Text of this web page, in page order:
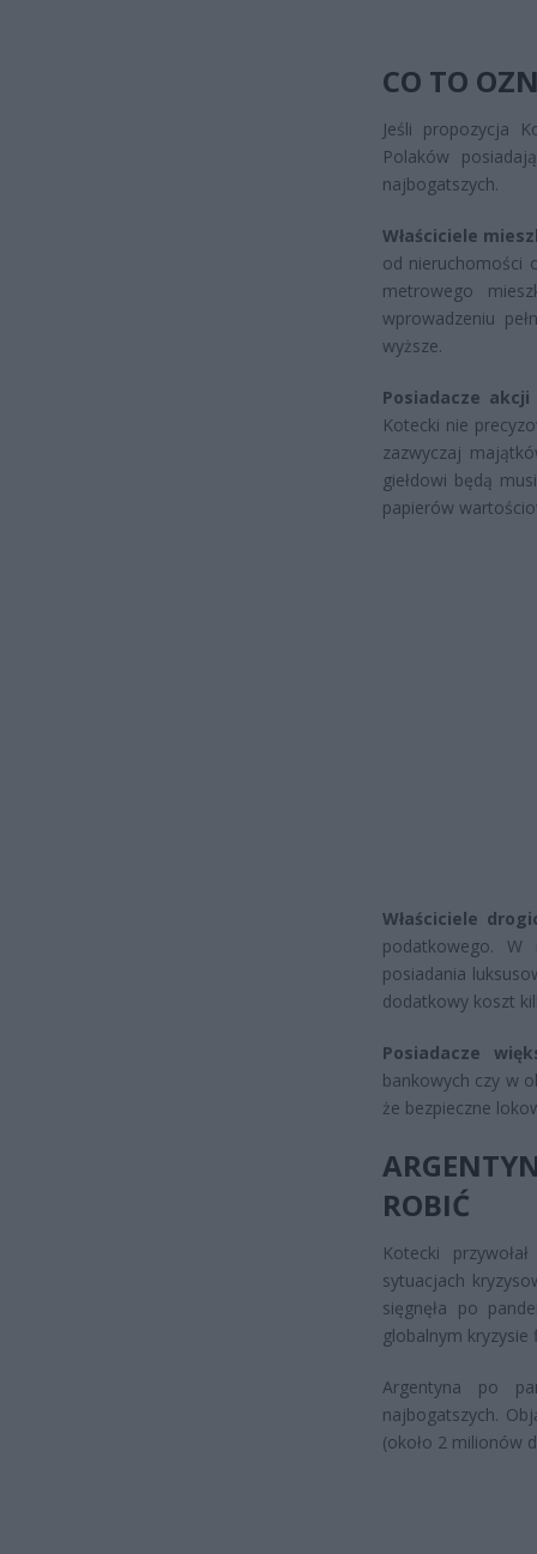
CO TO
Jeśli propozycja
Polaków
najbogatszych.
Właściciele
od nieruchomości
metrowego
wprowadzeniu
wyższe.
Posiadacze
Kotecki nie
zazwyczaj
giełdowi będą
papierów
Właściciele
podatkowego.
posiadania
dodatkowy koszt
Posiadacze
bankowych czy w
że bezpieczne
ROBIĆ
Kotecki
sytuacjach
sięgnęła po
globalnym kryzysie
Argentyna po
najbogatszych.
(około 2 milionów